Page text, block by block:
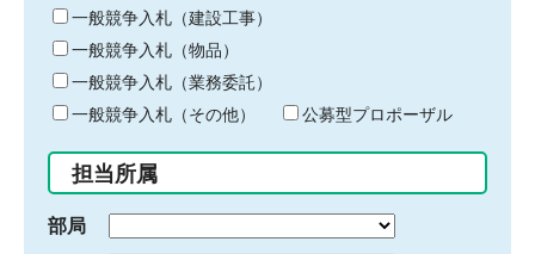
キ
ー
ワ
ー
ド
入
力
一般競争入札（建設工事）
一般競争入札（物品）
一般競争入札（業務委託）
一般競争入札（その他）
公募型プロポーザル
担当所属
部局